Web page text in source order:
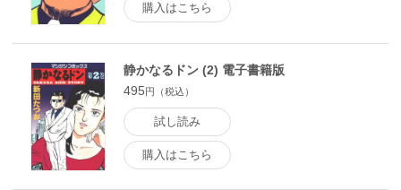
購入はこちら
静かなるドン (2) 電子書籍版
495円（税込）
試し読み
購入はこちら